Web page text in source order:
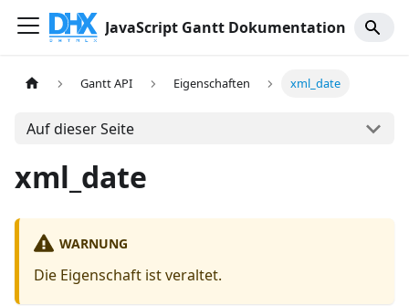
JavaScript Gantt Dokumentation
Gantt API Eigenschaften xml_date
Auf dieser Seite
xml_date
WARNUNG
Die Eigenschaft ist veraltet.